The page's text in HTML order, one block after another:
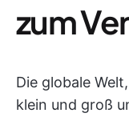
zum
Die globale
klein und groß